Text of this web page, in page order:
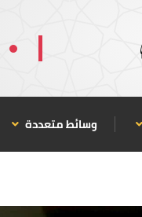
وسائط متعددة